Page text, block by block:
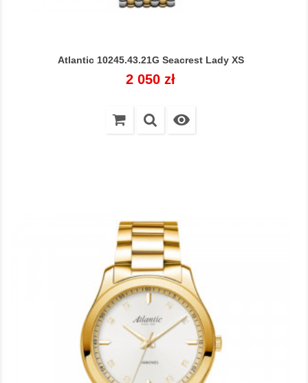
Atlantic 10245.43.21G Seacrest Lady XS
Cena
2 050 zł
